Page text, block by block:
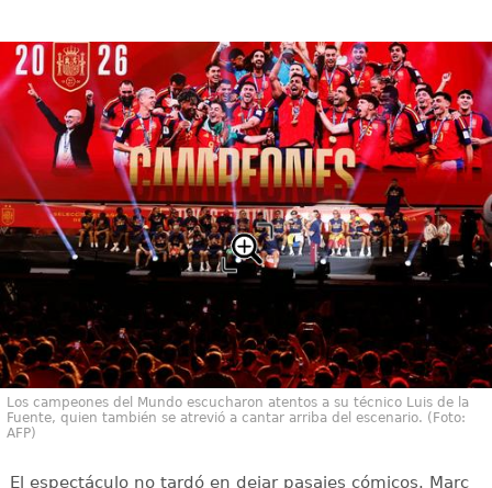
Los campeones del Mundo escucharon atentos a su técnico Luis de la
Fuente, quien también se atrevió a cantar arriba del escenario. (Foto:
AFP)
El espectáculo no tardó en dejar pasajes cómicos. Marc